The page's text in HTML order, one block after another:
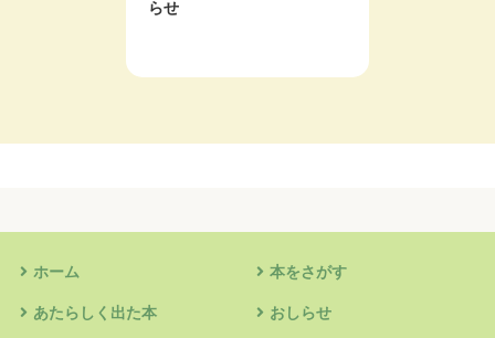
らせ
ホーム 本をさがす
あたらしく出た本 おしらせ